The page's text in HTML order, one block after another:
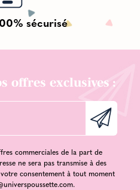
sécurisé
offres exclusives :
commerciales de la part de
ne sera pas transmise à des
consentement à tout moment
.